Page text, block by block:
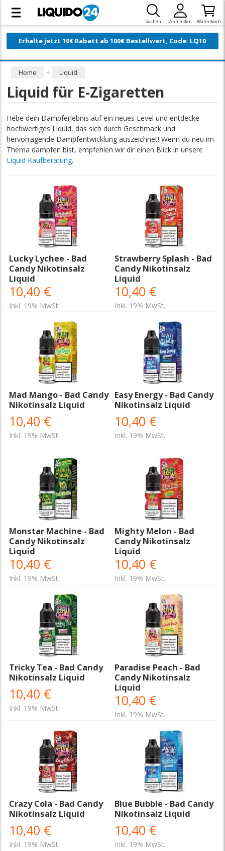
Suchen Anmelden Warenkorb
Erhalte jetzt 10€ Rabatt ab 100€ Bestellwert, Code: LQ10
Home Liquid
Liquid für E-Zigaretten
Hebe dein Dampferlebnis auf ein neues Level und entdecke
hochwertiges Liquid, das sich durch Geschmack und
hervorragende Dampfentwicklung auszeichnet! Wenn du neu im
Thema dampfen bist, empfehlen wir dir einen Blick in unsere
Liquid Kaufberatung.
Lucky Lychee - Bad
Candy Nikotinsalz
Liquid
10,40 €
Inkl. 19% MwSt.
Strawberry Splash - Bad
Candy Nikotinsalz
Liquid
10,40 €
Inkl. 19% MwSt.
Mad Mango - Bad Candy
Nikotinsalz Liquid
10,40 €
Inkl. 19% MwSt.
Easy Energy - Bad Candy
Nikotinsalz Liquid
10,40 €
Inkl. 19% MwSt.
Monstar Machine - Bad
Candy Nikotinsalz
Liquid
10,40 €
Inkl. 19% MwSt.
Mighty Melon - Bad
Candy Nikotinsalz
Liquid
10,40 €
Inkl. 19% MwSt.
Tricky Tea - Bad Candy
Nikotinsalz Liquid
10,40 €
Inkl. 19% MwSt.
Paradise Peach - Bad
Candy Nikotinsalz
Liquid
10,40 €
Inkl. 19% MwSt.
Crazy Cola - Bad Candy
Nikotinsalz Liquid
10,40 €
Inkl. 19% MwSt.
Blue Bubble - Bad Candy
Nikotinsalz Liquid
10,40 €
Inkl. 19% MwSt.